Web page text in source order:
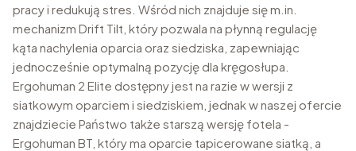
pracy i redukują stres. Wśród nich znajduje się m.in.
mechanizm Drift Tilt, który pozwala na płynną regulację
kąta nachylenia oparcia oraz siedziska, zapewniając
jednocześnie optymalną pozycję dla kręgosłupa.
Ergohuman 2 Elite dostępny jest na razie w wersji z
siatkowym oparciem i siedziskiem, jednak w naszej ofercie
znajdziecie Państwo także starszą wersję fotela -
Ergohuman BT, który ma oparcie tapicerowane siatką, a